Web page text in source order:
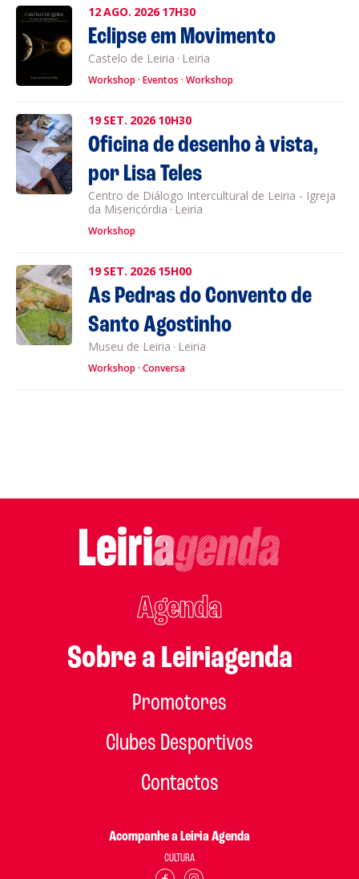
12AGO. 2026 17H30
Eclipse em Movimento
Castelo de Leiria · Leiria
Workshop Eventos Workshop
19 SET. 2026 10H30
Oficina de desenho à vista,
por Lisa Teles
Centro de Diálogo Intercultural de Leiria - Igreja
da Misericórdia · Leiria
Workshop
19 SET. 2026 15H00
As Pedras do Convento de
Santo Agostinho
Museu de Leiria · Leiria
Workshop Conversa
Agenda
Sobre a Leiriagenda
Promotores
Clubes Desportivos
Contactos
Acompanhe a Leiria Agenda
CULTURA